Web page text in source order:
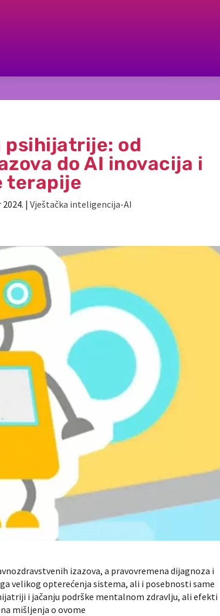
psihijatrije: od
do AI inovacija i
terapije
2024. |Vještačka inteligencija-AI
izazova, a pravovremena dijagnoza i
velikog opterećenja sistema, ali i posebnosti same
i jačanju podrške mentalnom zdravlju, ali efekti
mišljenja o ovome